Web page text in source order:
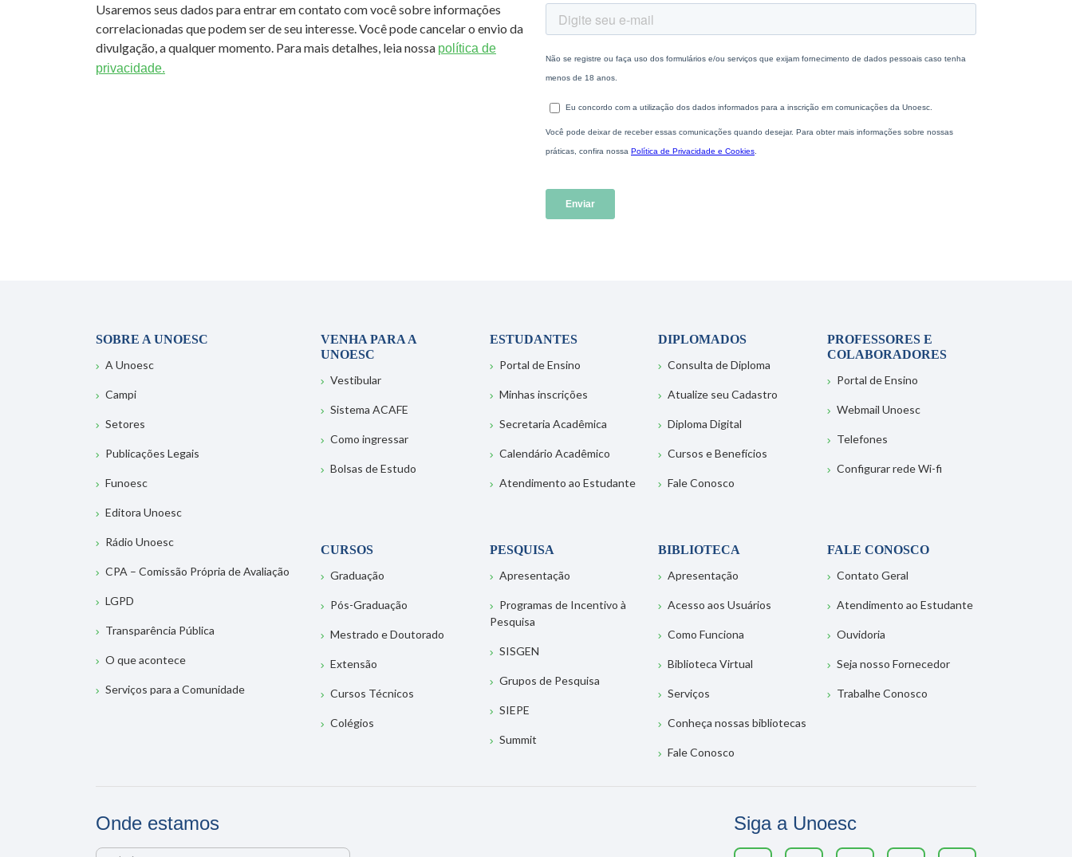
Usaremos seus dados para entrar em contato com você sobre informações
correlacionadas que podem ser de seu interesse. Você pode cancelar o envio da
divulgação, a qualquer momento. Para mais detalhes, leia nossa política de
privacidade.
SOBRE A UNOESC
A Unoesc
Campi
Setores
Publicações Legais
Funoesc
Editora Unoesc
Rádio Unoesc
CPA – Comissão Própria de Avaliação
LGPD
Transparência Pública
O que acontece
Serviços para a Comunidade
VENHA PARA A
UNOESC
Vestibular
Sistema ACAFE
Como ingressar
Bolsas de Estudo
ESTUDANTES
Portal de Ensino
Minhas inscrições
Secretaria Acadêmica
Calendário Acadêmico
Atendimento ao Estudante
DIPLOMADOS
Consulta de Diploma
Atualize seu Cadastro
Diploma Digital
Cursos e Benefícios
Fale Conosco
PROFESSORES E
COLABORADORES
Portal de Ensino
Webmail Unoesc
Telefones
Configurar rede Wi-fi
CURSOS
Graduação
Pós-Graduação
Mestrado e Doutorado
Extensão
Cursos Técnicos
Colégios
PESQUISA
Apresentação
Programas de Incentivo à
Pesquisa
SISGEN
Grupos de Pesquisa
SIEPE
Summit
BIBLIOTECA
Apresentação
Acesso aos Usuários
Como Funciona
Biblioteca Virtual
Serviços
Conheça nossas bibliotecas
Fale Conosco
FALE CONOSCO
Contato Geral
Atendimento ao Estudante
Ouvidoria
Seja nosso Fornecedor
Trabalhe Conosco
Onde estamos Siga a Unoesc